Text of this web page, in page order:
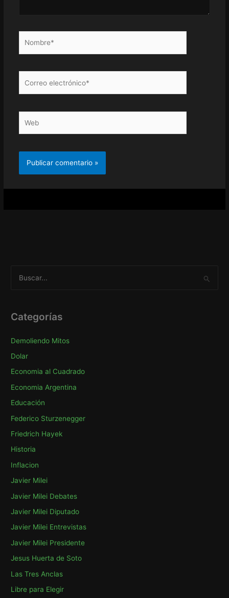
electrónico*
c
r
p
o
Categorías
Demoliendo Mitos
Dolar
Economia al Cuadrado
Economia Argentina
Educación
Federico Sturzenegger
Friedrich Hayek
Historia
Inflacion
Javier Milei
Javier Milei Debates
Javier Milei Diputado
Javier Milei Entrevistas
Javier Milei Presidente
Jesus Huerta de Soto
Las Tres Anclas
Libre para Elegir